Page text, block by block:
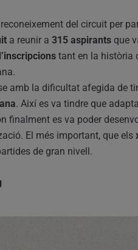
del circuit per
a reunir a 315 aspirants que
tant en la història
amb la dificultat afegida de
. Així es va tindre que
finalment es va poder
El més important, que els
de gran nivell.